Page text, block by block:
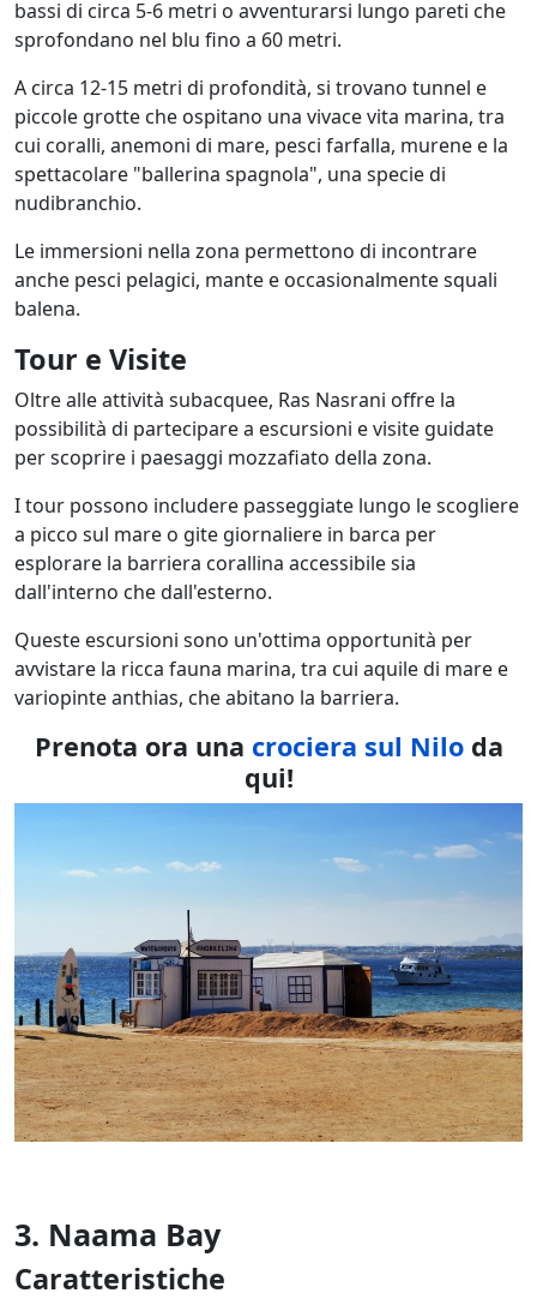
bassi di circa 5-6 metri o avventurarsi lungo pareti che
sprofondano nel blu fino a 60 metri.
A circa 12-15 metri di profondità, si trovano tunnel e
piccole grotte che ospitano una vivace vita marina, tra
cui coralli, anemoni di mare, pesci farfalla, murene e la
spettacolare "ballerina spagnola", una specie di
nudibranchio.
Le immersioni nella zona permettono di incontrare
anche pesci pelagici, mante e occasionalmente squali
balena.
Tour e Visite
Oltre alle attività subacquee, Ras Nasrani offre la
possibilità di partecipare a escursioni e visite guidate
per scoprire i paesaggi mozzafiato della zona.
I tour possono includere passeggiate lungo le scogliere
a picco sul mare o gite giornaliere in barca per
esplorare la barriera corallina accessibile sia
dall'interno che dall'esterno.
Queste escursioni sono un'ottima opportunità per
avvistare la ricca fauna marina, tra cui aquile di mare e
variopinte anthias, che abitano la barriera.
Prenota ora una crociera sul Niloda
qui!
3. Naama Bay
Caratteristiche